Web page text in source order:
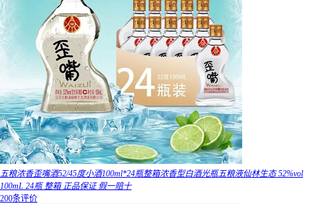
五粮浓香歪嘴酒52/45度小酒100ml*24瓶整箱浓香型白酒光瓶五粮液仙林生态 52%vol
100mL 24瓶 整箱 正品保证 假一赔十
200条评价